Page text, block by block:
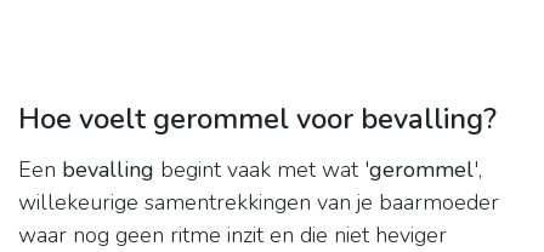
Hoe voelt gerommel voor bevalling?
Een bevalling begint vaak met wat 'gerommel',
willekeurige samentrekkingen van je baarmoeder
waar nog geen ritme inzit en die niet heviger